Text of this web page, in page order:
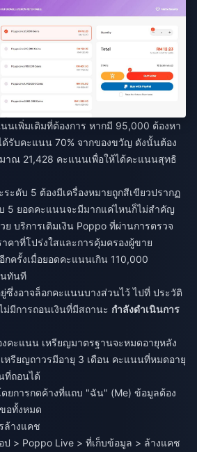
นเพิ่มเติมที่ต้องการ หากมี 95,000 ต้องหา
ด้รับคะแนน 70% จากของขวัญ ดังนั้นต้อง
าณ 21,428 คะแนนเพื่อให้ได้คะแนนสุทธิ
ะดับ 5 ต้องมีเครื่องหมายถูกสีเขียวปรากฏ
5 ยอดคะแนนจะมีมากแค่ไหนก็ไม่สำคัญ
ย บริการเติมเงิน Poppo ที่ผ่านการตรวจ
คาที่โปร่งใสและการคุ้มครองผู้ขาย
กครั้งเมื่อยอดคะแนนเกิน 110,000
นทันที
ซึ่งอาจล็อกคะแนนบางส่วนไว้ ไปที่ ประวัติ
มีการถอนเงินที่มีสถานะ กำลังดำเนินการ
คะแนน เหรียญมาตรฐานจะหมดอายุหลัง
หรียญถาวรมีอายุ 3 เดือน คะแนนที่หมดอายุ
ที่ถอนได้
ยการกดค้างที่แถบ "ฉัน" (Me) ข้อมูลต้อง
อทั้งหมด
ล้างแคช
ป > Poppo Live > ที่เก็บข้อมูล > ล้างแคช